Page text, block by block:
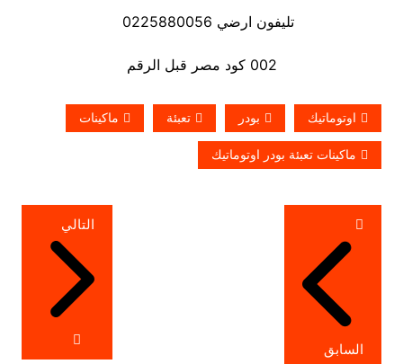
تليفون ارضي 0225880056
002 كود مصر قبل الرقم
اوتوماتيك بودر تعبئة ماكينات
ماكينات تعبئة بودر اوتوماتيك
تصفّح
المقالات
السابق
التالي